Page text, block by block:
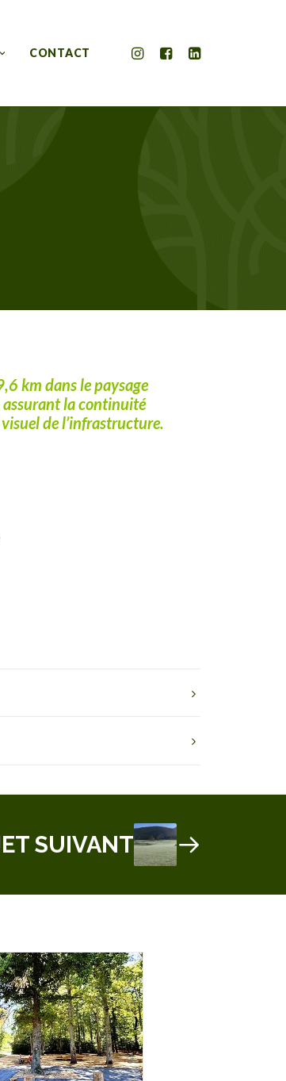
CONTACT
km dans le paysage
assurant la continuité
de l’infrastructure.
SUIVANT